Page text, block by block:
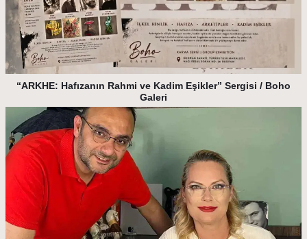
“ARKHE: Hafızanın Rahmi ve Kadim Eşikler” Sergisi / Boho
Galeri